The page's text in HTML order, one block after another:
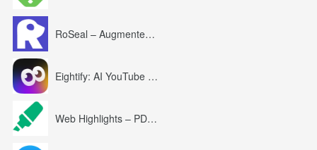
RoSeal – Augmented Roblox Experience
Eightify: AI YouTube Summary with ChatGPT
Web Highlights – PDF & Web Highlighter